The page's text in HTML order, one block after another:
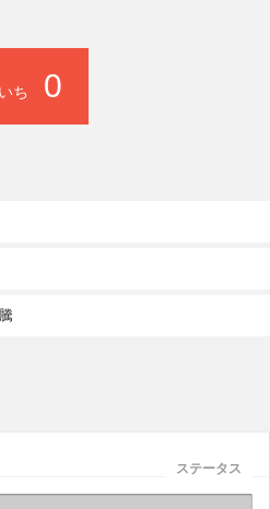
ち 0
ステータス